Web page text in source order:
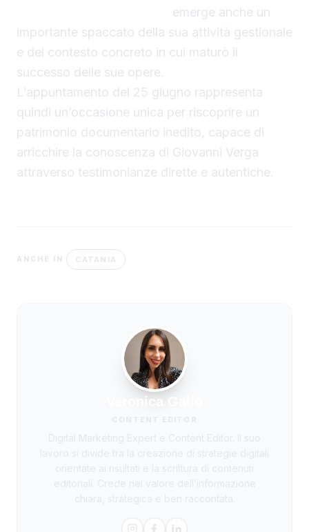
emerge anche un
importante spaccato della sua attività gestionale
e del contesto concreto in cui maturò il
successo delle sue opere.
L’appuntamento del 25 giugno rappresenta
quindi un’occasione unica per riscoprire un
patrimonio documentario inedito, capace di
arricchire la conoscenza di Giovanni Verga
attraverso testimonianze dirette e autentiche.
ANCHE IN CATANIA
Veronica Gallo